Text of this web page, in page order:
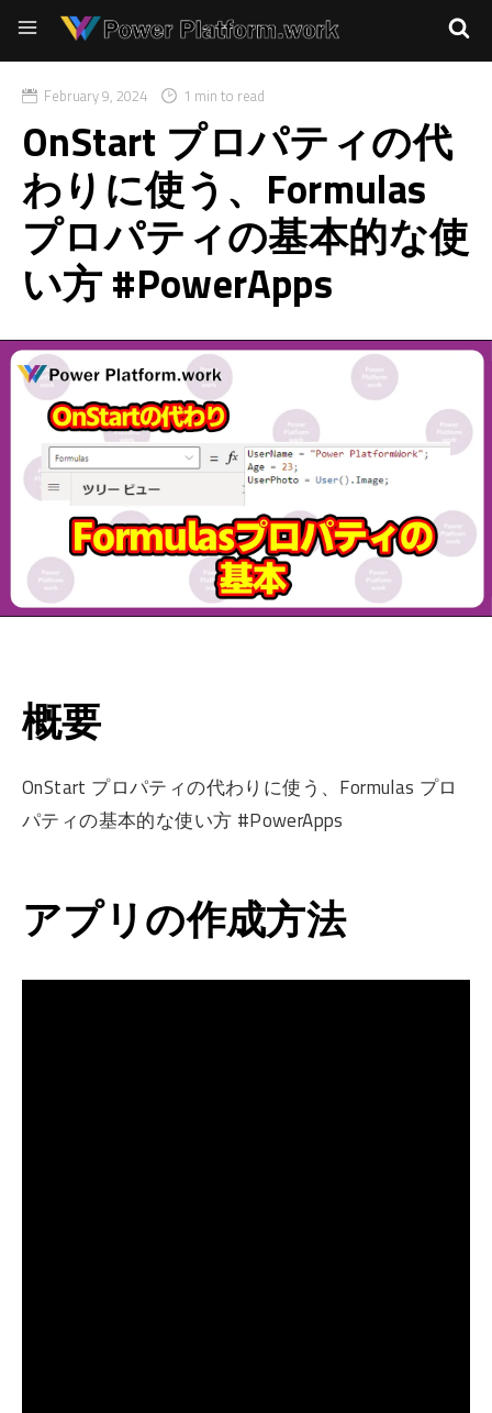
February 9, 2024 1 min to read
OnStart プロパティの代
わりに使う、Formulas
プロパティの基本的な使
い方 #PowerApps
概要
OnStart プロパティの代わりに使う、Formulas プロ
パティの基本的な使い方 #PowerApps
アプリの作成方法